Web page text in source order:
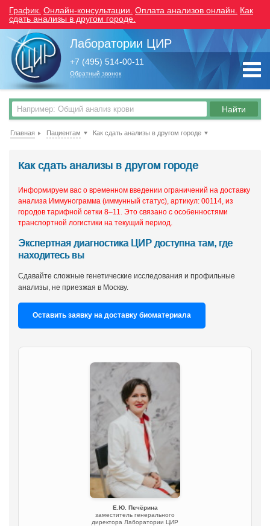
График. Онлайн-консультации. Оплата анализов онлайн.
Как
сдать анализы в другом городе.
Лаборатории ЦИР
+7 (495) 514-00-11
Обратный звонок
Главная Пациентам Как сдать анализы в другом городе
Как сдать анализы в другом городе
Информируем вас о временном введении ограничений на доставку
анализа Иммунограмма (иммунный статус), артикул: 00114, из
городов тарифной сетки 8–11. Это связано с особенностями
транспортной логистики на текущий период.
Экспертная диагностика ЦИР доступна там, где
находитесь вы
Сдавайте сложные генетические исследования и профильные
анализы, не приезжая в Москву.
Оставить заявку на доставку биоматериала
Е.Ю. Печёрина
заместитель генерального
директора Лаборатории ЦИР